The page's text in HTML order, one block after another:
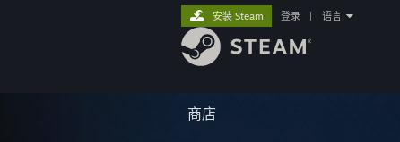
商店
安装 Steam 登录 语言